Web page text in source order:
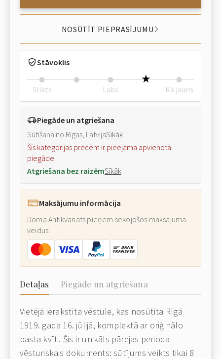
NOSŪTĪT PIEPRASĪJUMU
Stāvoklis
Slikts Labs Kā jauns
Piegāde un atgriešana
Sūtīšana no Rīgas, LatvijaSīkāk
Šīs kategorijas precēm ir pieejama apvienotā
piegāde.
Atgriešana bez raizēmSīkāk
Maksājumu informācija
Doma Antikvariāts pieņem sekojošos maksājuma
veidus:
Detaļas Piegāde un atgriešana
Vietējā ierakstīta vēstule, kas nosūtīta Rīgā
1919. gada 16. jūlijā, komplektā ar oriģinālo
pasta kvīti. Šis ir unikāls pārejas perioda
vēsturiskais dokuments: sūtījums veikts tikai 8